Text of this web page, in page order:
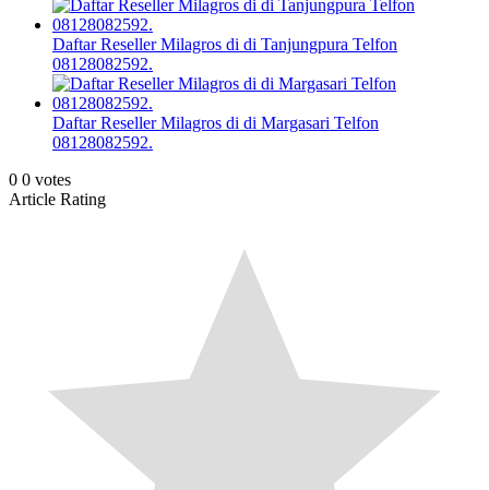
Daftar Reseller Milagros di di Tanjungpura Telfon
08128082592.
Daftar Reseller Milagros di di Margasari Telfon
08128082592.
0 0 votes
Article Rating